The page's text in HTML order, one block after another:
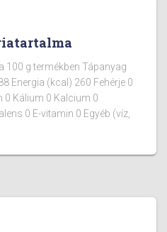
100 g termékben Tápanyag
Energia (kcal) 260 Fehérje 0
0 Kálium 0 Kalcium 0
0 E-vitamin 0 Egyéb (víz,